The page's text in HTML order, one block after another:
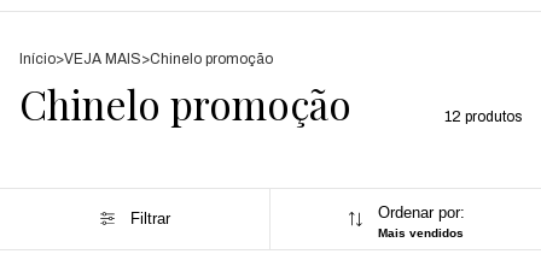
Início>VEJA MAIS>Chinelo promoção
Chinelo promoção 12 produtos
Filtrar Ordenar por:
Mais vendidos